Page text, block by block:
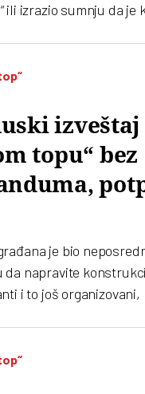
ili izrazio sumnju da je
izveštaj
topu“ bez
je bio
da napravite
i to još organizovani,